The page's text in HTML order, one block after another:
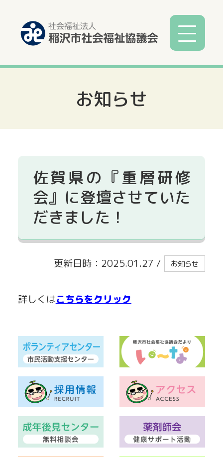
社協とは
社協事業
サービス
寄付募金
お知らせ
佐賀県の『重層研修
会』に登壇させていた
だきました！
更新日時：2025.01.27 / お知らせ
詳しくはこちらをクリック